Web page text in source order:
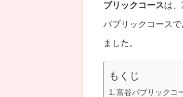
ブリックコースは
パブリックコース
ました。
もくじ
富谷パブリックコ